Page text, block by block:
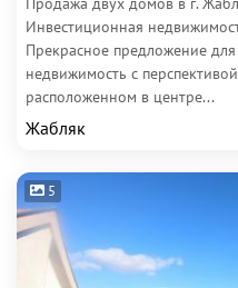
Инвестиционная
Прекрасное предложение
недвижимость с
расположенном в центре...
Жабляк
5